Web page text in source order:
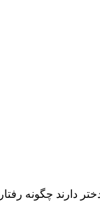
دارند چگونه